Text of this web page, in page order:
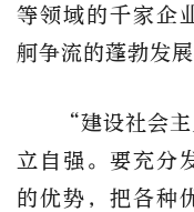
等领域的千家企
舸争流的蓬勃发展
“建设社会
立自强。要充分
的优势，把各种